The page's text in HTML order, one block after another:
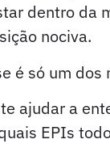
dentro da
nociva.
é só um
ajudar a
EPIs